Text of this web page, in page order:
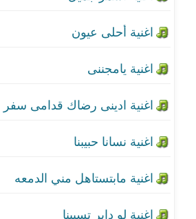
اغنية لو داير تسيبنا
اغنية حبيبتي بستلطفه
اغنية القمره لابسه زمام